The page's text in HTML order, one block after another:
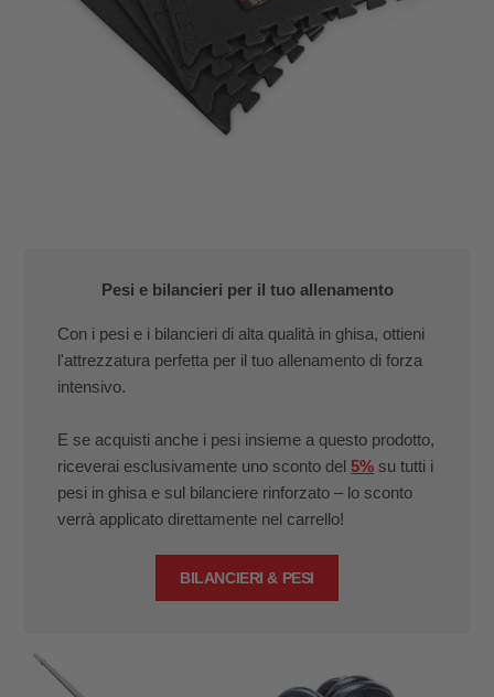
Pesi e bilancieri per il tuo allenamento
Con i pesi e i bilancieri di alta qualità in ghisa, ottieni
l'attrezzatura perfetta per il tuo allenamento di forza
intensivo.
E se acquisti anche i pesi insieme a questo prodotto,
riceverai esclusivamente uno sconto del 5% su tutti i
pesi in ghisa e sul bilanciere rinforzato – lo sconto
verrà applicato direttamente nel carrello!
BILANCIERI & PESI